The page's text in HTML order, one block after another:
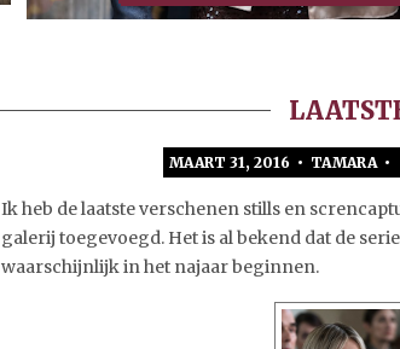
MAART 31, 2016 • TAMARA •
Ik heb de laatste verschenen stills en
galerij toegevoegd. Het is al bekend dat de
waarschijnlijk in het najaar beginnen.